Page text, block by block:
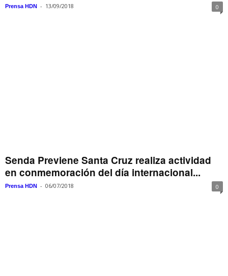
Prensa HDN - 13/09/2018 0
Senda Previene Santa Cruz realiza actividad
en conmemoración del día internacional...
Prensa HDN - 06/07/2018 0